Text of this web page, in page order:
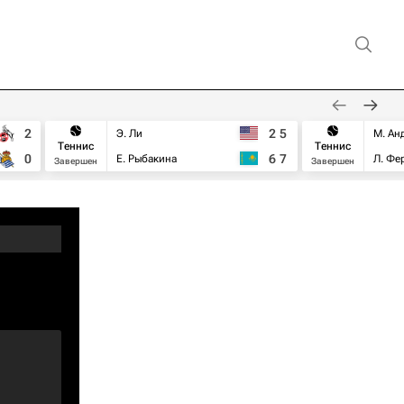
2
0
Теннис
Завершен
Э. Ли
Е. Рыбакина
2 5
6 7
Теннис
Завершен
М.
Л.